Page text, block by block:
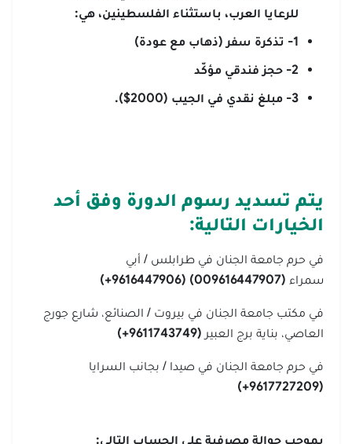
للرعايا العرب، باستثناء الفلسطينين، هي:
1- تذكرة سفر (ذهاب مع عودة)
2- حجز فندقي مؤكّد
3- مبلغ نقدي في الجيب (2000$).
يتم تسديد رسوم الدورة وفق أحد
الخيارات التالية:
في حرم جامعة الجنان في طرابلس / أبي
سمراء (
009616447907
) (9616447906+)
في مكتب جامعة الجنان في بيروت / الصنائع، شارع جورج
العاصي، بناية برج العبير (9611743749+)
في حرم جامعة الجنان في صيدا / بجانب السرايا
(9617727209+)
بموجب حوالة مصرفية على الحساب التالي: